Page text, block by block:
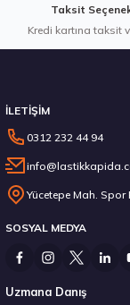
14.267,00 ₺
Taksit
Kredi kartına taksit
İLETİŞİM
0312 232 44 94
Yücetepe Mah.
SOSYAL MEDYA
Uzmana Danış